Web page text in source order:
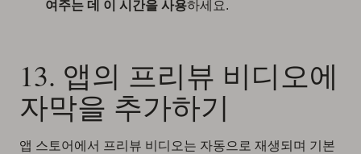
여주는 데 이 시간을 사용하세요.
13. 앱의 프리뷰 비디오에
자막을 추가하기
앱 스토어에서 프리뷰 비디오는 자동으로 재생되며 기본